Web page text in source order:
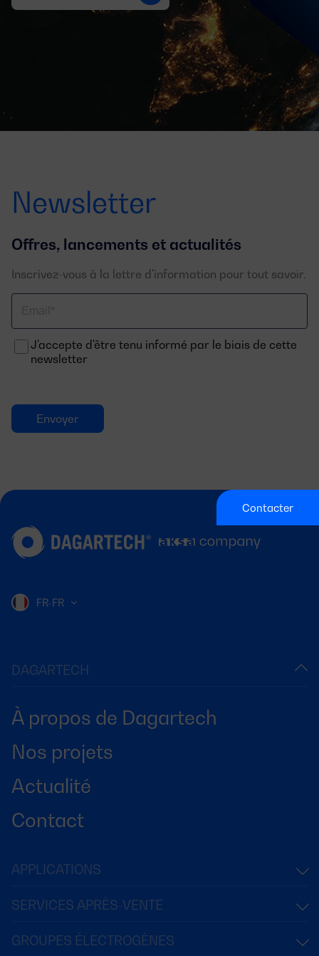
Newsletter
Offres, lancements et actualités
Inscrivez-vous à la lettre d'information pour tout savoir.
J'accepte d'être tenu informé par le biais de cette
newsletter
Contacter
DAGARTECH
À propos de Dagartech
Nos projets
Actualité
Contact
FR-FR
APPLICATIONS
SERVICES APRÈS-VENTE
GROUPES ÉLECTROGÈNES